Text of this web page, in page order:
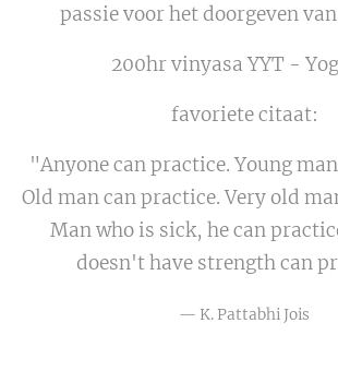
passie voor het doorgeven
200hr vinyasa YYT -
favoriete citaat:
"Anyone can practice. Young
Old man can practice. Very old
Man who is sick, he can
doesn't have strength can
— K. Pattabhi Jois